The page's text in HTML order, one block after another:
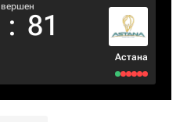
: 81
Астана